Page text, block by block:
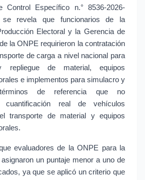
Control Específico n.° 8536-2026-
se revela que funcionarios de la
Electoral y la Gerencia de
la ONPE requirieron la contratación
de carga a nivel nacional para
repliegue de material, equipos
e implementos para simulacro y
de referencia que no
cuantificación real de vehículos
transporte de material y equipos
evaluadores de la ONPE para la
un puntaje menor a uno de
ya que se aplicó un criterio que